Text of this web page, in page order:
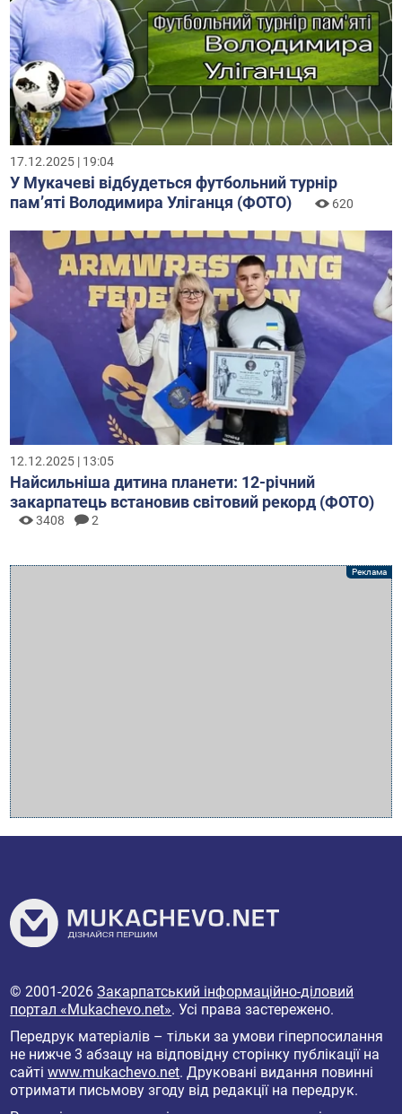
17.12.2025 | 19:04
У Мукачеві відбудеться футбольний турнір
пам’яті Володимира Уліганця (ФОТО)
620
12.12.2025 | 13:05
Найсильніша дитина планети: 12-річний
закарпатець встановив світовий рекорд (ФОТО)
3408 2
© 2001-2026Закарпатський інформаційно-діловий
портал «Mukachevo.net». Усі права застережено.
Передрук матеріалів – тільки за умови гіперпосилання
не нижче 3 абзацу на відповідну сторінку публікації на
сайтіwww.mukachevo.net. Друковані видання повинні
отримати письмову згоду від редакції на передрук.